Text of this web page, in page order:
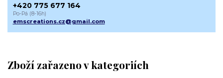
Zboží zařazeno v kategoriích
+420 775 677 164
Po-Pá (8-16h)
emscreations.cz@gmail.com